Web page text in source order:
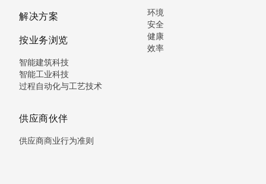
解决方案
按业务浏览
智能建筑科技
智能工业科技
过程自动化与工艺技术
供应商伙伴
供应商商业行为准则
环境
安全
健康
效率